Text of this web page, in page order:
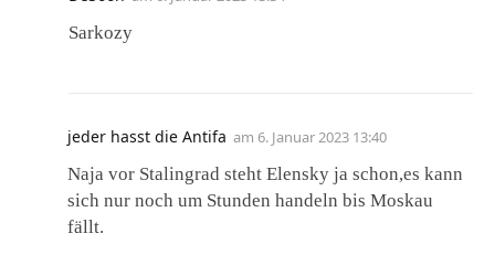
Sarkozy
jeder hasst die Antifa am 6. Januar 2023 13:40
Naja vor Stalingrad steht Elensky ja schon,es kann
sich nur noch um Stunden handeln bis Moskau
fällt.